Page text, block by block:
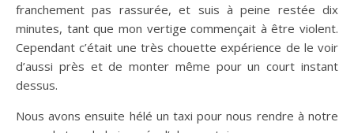
franchement pas rassurée, et suis à peine restée dix
minutes, tant que mon vertige commençait à être violent.
Cependant c’était une très chouette expérience de le voir
d’aussi près et de monter même pour un court instant
dessus.
Nous avons ensuite hélé un taxi pour nous rendre à notre